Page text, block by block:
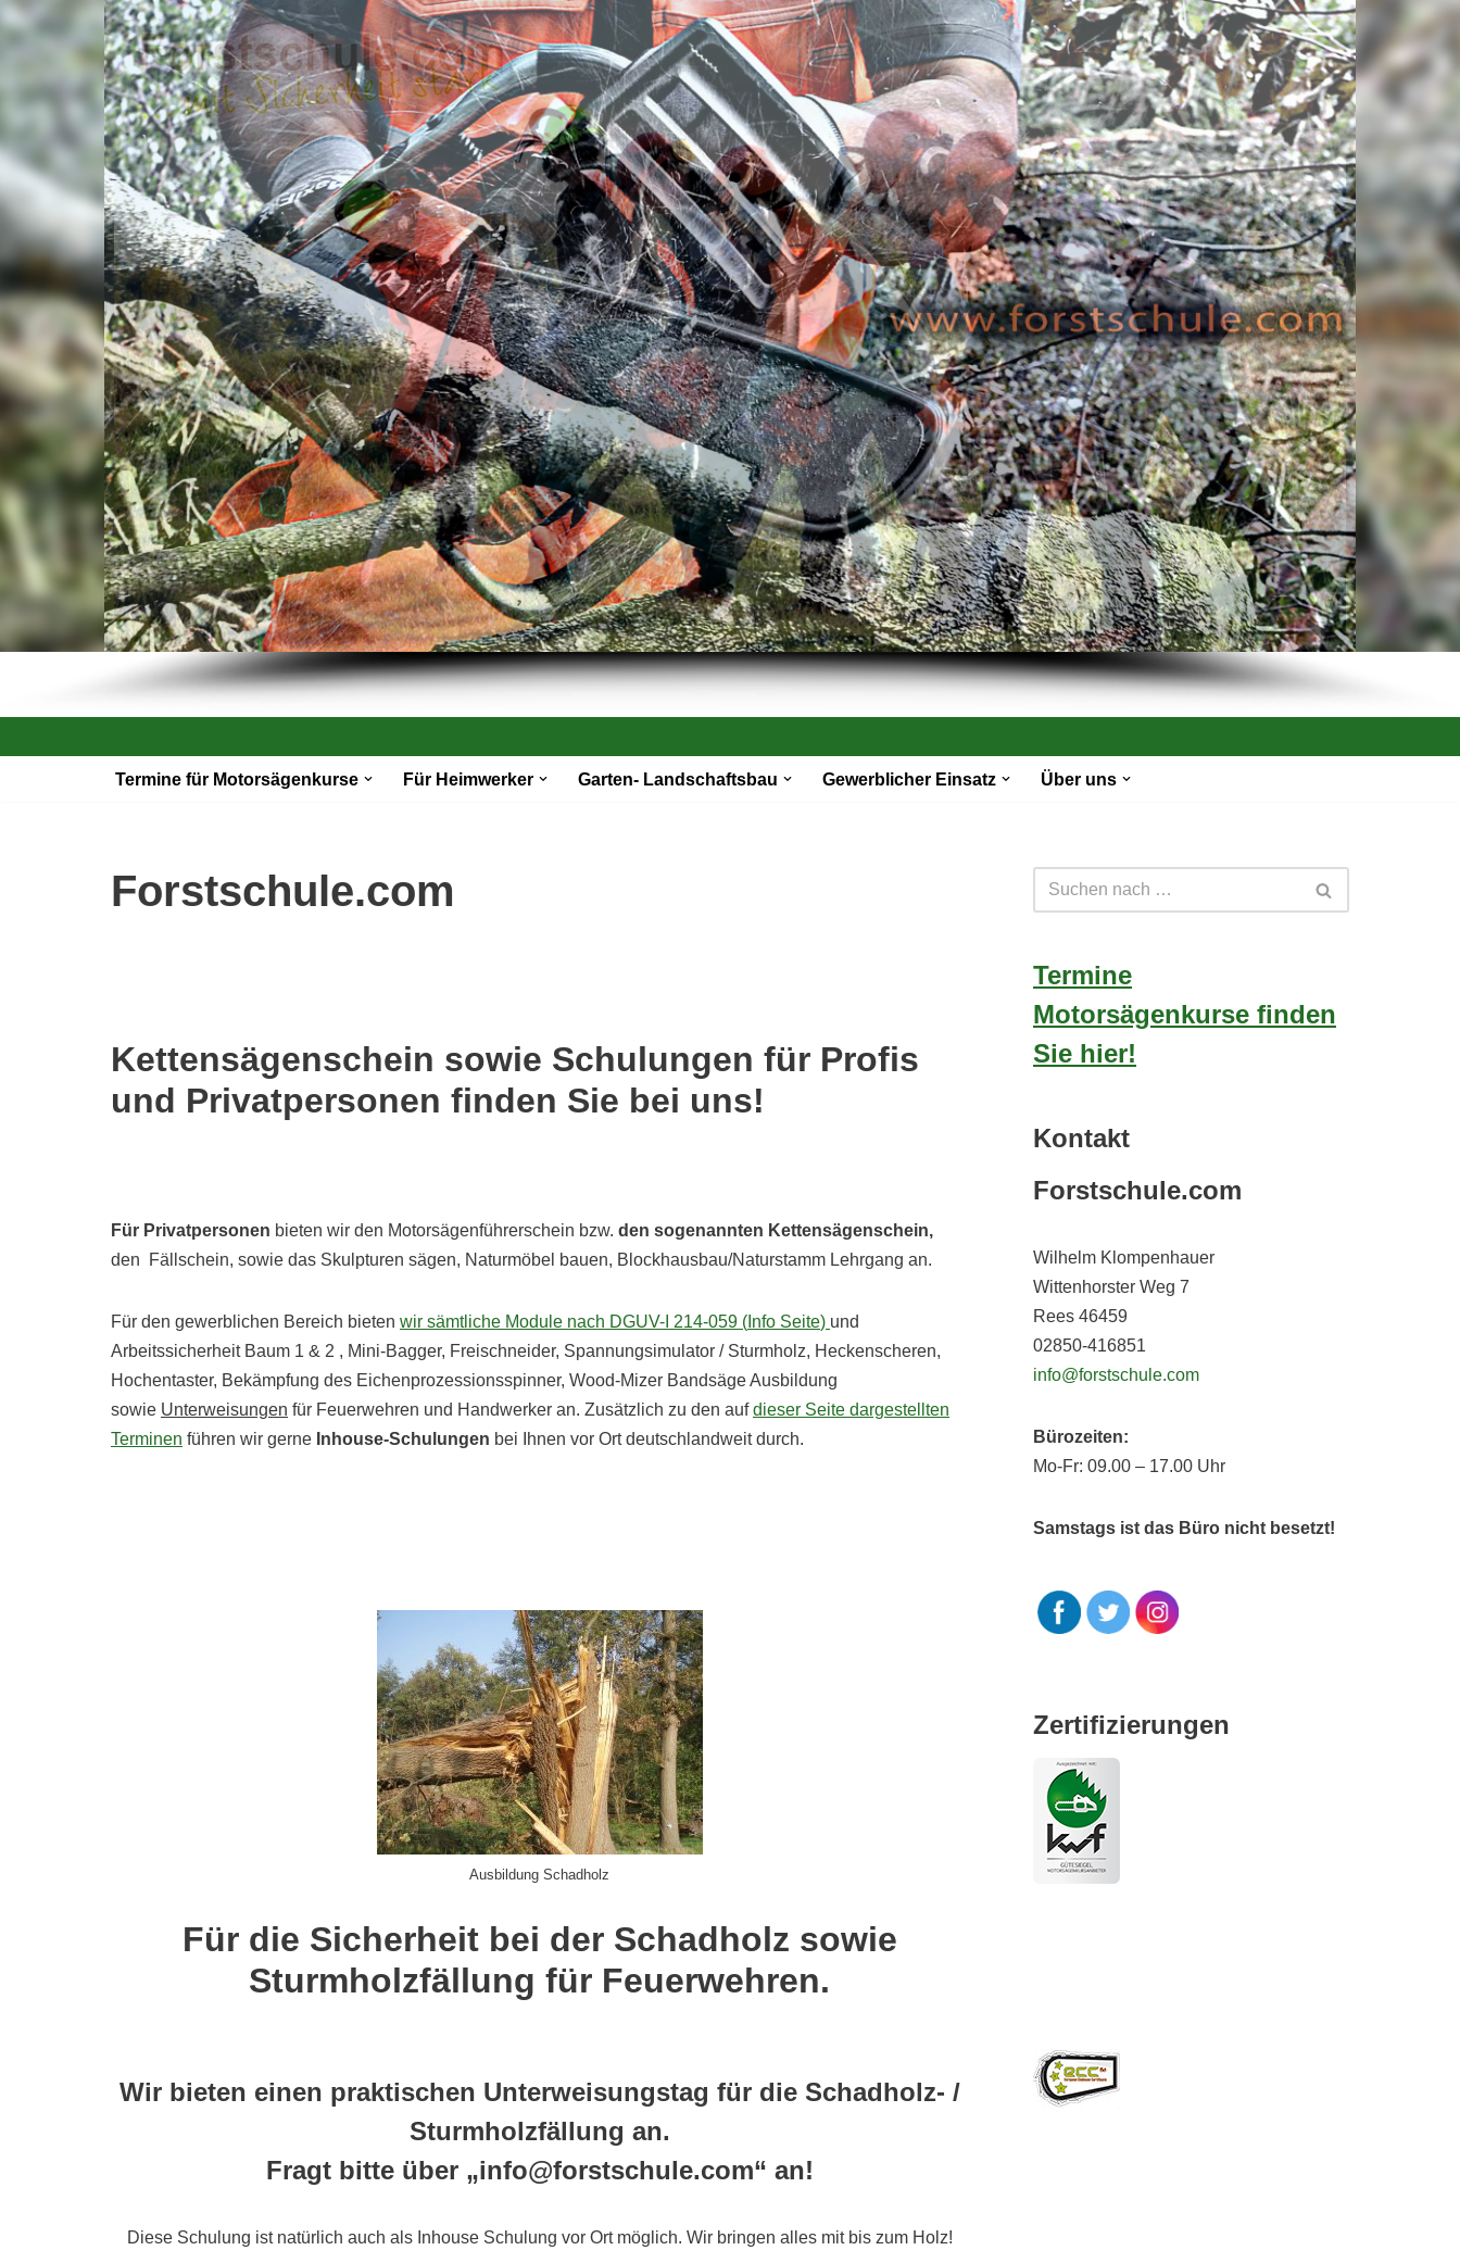
Termine für Motorsägenkurse Für Heimwerker Garten- Landschaftsbau Gewerblicher Einsatz Über uns
Forstschule.com
Kettensägenschein sowie Schulungen für Profis
und Privatpersonen finden Sie bei uns!
Für Privatpersonen bieten wir den Motorsägenführerschein bzw. den sogenannten Kettensägenschein,
den Fällschein, sowie das Skulpturen sägen, Naturmöbel bauen, Blockhausbau/Naturstamm Lehrgang an.
Für den gewerblichen Bereich bieten wir sämtliche Module nach DGUV-I 214-059 ( Info Seite) und
Arbeitssicherheit Baum 1 & 2 , Mini-Bagger, Freischneider, Spannungsimulator / Sturmholz, Heckenscheren,
Hochentaster, Bekämpfung des Eichenprozessionsspinner, Wood-Mizer Bandsäge Ausbildung
sowie Unterweisungen für Feuerwehren und Handwerker an. Zusätzlich zu den aufdieser Seite dargestellten
Terminen führen wir gerne Inhouse-Schulungen bei Ihnen vor Ort deutschlandweit durch.
Ausbildung Schadholz
Für die Sicherheit bei der Schadholz sowie
Sturmholzfällung für Feuerwehren.
Wir bieten einen praktischen Unterweisungstag für die Schadholz- /
Sturmholzfällung an.
Fragt bitte über „info@forstschule.com“ an!
Diese Schulung ist natürlich auch als Inhouse Schulung vor Ort möglich. Wir bringen alles mit bis zum Holz!
Termine
Motorsägenkurse finden
Sie hier!
Kontakt
Forstschule.com
Wilhelm Klompenhauer
Wittenhorster Weg 7
Rees 46459
02850-416851
info@forstschule.com
Bürozeiten:
Mo-Fr: 09.00 – 17.00 Uhr
Samstags ist das Büro nicht besetzt!
Zertifizierungen